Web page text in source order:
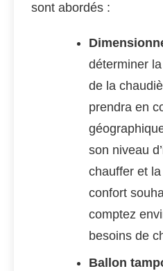
sont abordés :
déterminer
de la
prendra en
son niveau
chauffer et
confort
comptez
besoins de
Ballon